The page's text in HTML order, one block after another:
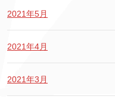
2021年5月
2021年4月
2021年3月